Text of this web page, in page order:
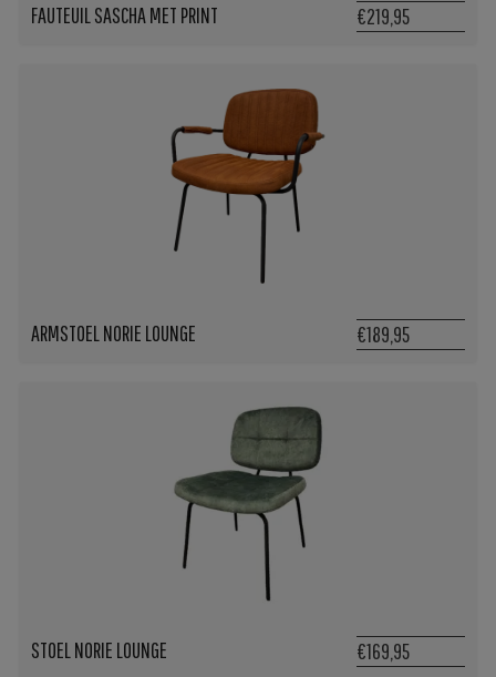
FAUTEUIL SASCHA MET PRINT €219,95
ARMSTOEL NORIE LOUNGE €189,95
STOEL NORIE LOUNGE €169,95